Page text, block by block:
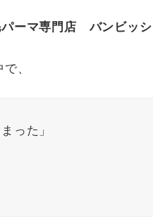
ーマ専門店 バンビッ
、
った」